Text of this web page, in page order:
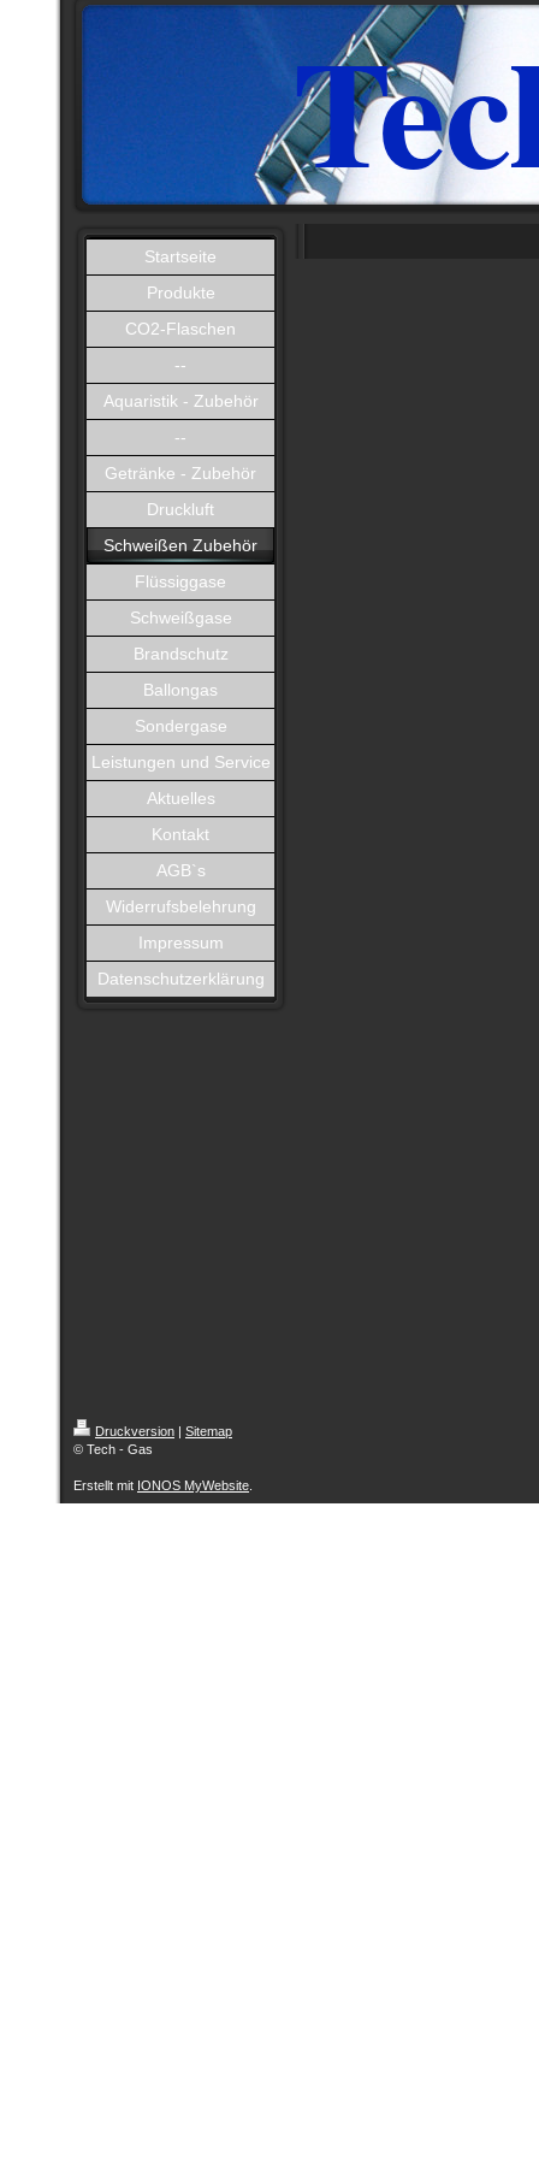
Startseite
Produkte
CO2-Flaschen
--
Aquaristik - Zubehör
--
Getränke - Zubehör
Druckluft
Schweißen Zubehör
Flüssiggase
Schweißgase
Brandschutz
Ballongas
Sondergase
Leistungen und Service
Aktuelles
Kontakt
AGB`s
Widerrufsbelehrung
Impressum
Datenschutzerklärung
Druckversion | Sitemap
© Tech - Gas
Erstellt mit IONOS MyWebsite